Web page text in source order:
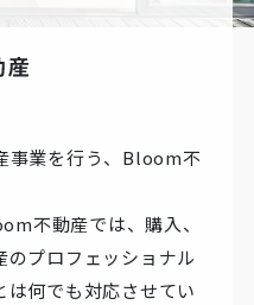
事業を行う、Bloom不
不動産では、購入、
のプロフェッショナル
は何でも対応させてい